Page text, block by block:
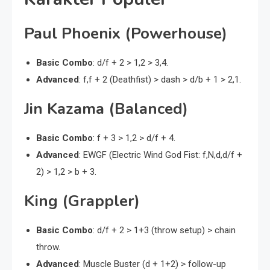
Paul Phoenix (Powerhouse)
Basic Combo: d/f + 2 > 1,2 > 3,4.
Advanced: f,f + 2 (Deathfist) > dash > d/b + 1 > 2,1.
Jin Kazama (Balanced)
Basic Combo: f + 3 > 1,2 > d/f + 4.
Advanced: EWGF (Electric Wind God Fist: f,N,d,d/f +
2) > 1,2 > b + 3.
King (Grappler)
Basic Combo: d/f + 2 > 1+3 (throw setup) > chain
throw.
Advanced: Muscle Buster (d + 1+2) > follow-up